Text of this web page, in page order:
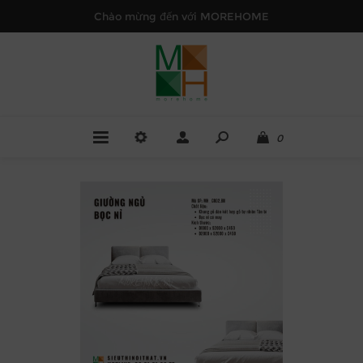
Chào mừng đến với MOREHOME
0